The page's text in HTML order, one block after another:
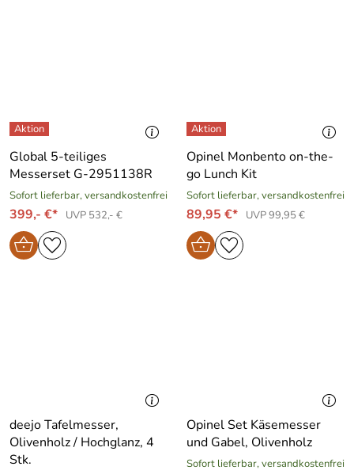
Global 5-teiliges
Messerset G-2951138R
Sofort lieferbar, versandkostenfrei
399,- €* UVP 532,- €
Opinel Monbento on-the-
go Lunch Kit
Sofort lieferbar, versandkostenfrei
89,95 €* UVP 99,95 €
deejo Tafelmesser,
Olivenholz / Hochglanz, 4
Stk.
Opinel Set Käsemesser
und Gabel, Olivenholz
Sofort lieferbar, versandkostenfrei